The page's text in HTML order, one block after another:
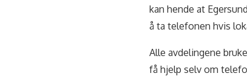
kan hende at
å ta telefonen hvis
Alle avdelingene
få hjelp selv om